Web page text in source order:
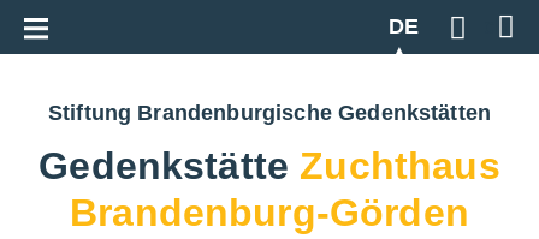
DE
Geben
Zur Gesamtübersicht
Stiftung Brandenburgische Gedenkstätten
Gedenkstätte Zuchthaus
Brandenburg-Görden